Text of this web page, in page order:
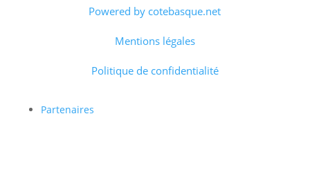
Powered by cotebasque.net
Mentions légales
Politique de confidentialité
Partenaires